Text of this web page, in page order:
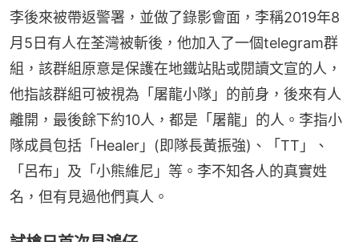
李後來被帶返警署，並做了錄影會面，李稱2019年8
月5日有人在荃灣被斬後，他加入了一個telegram群
組，該群組原意是保護在地鐵站貼或閱讀文宣的人，
他指該群組可被視為「屠龍小隊」的前身，後來有人
離開，最後餘下約10人，都是「屠龍」的人。李指小
隊成員包括「Healer」(即隊長黃振強)、「TT」、
「呂布」及「小熊維尼」等。李不知各人的真實姓
名，但有見過他們真人。